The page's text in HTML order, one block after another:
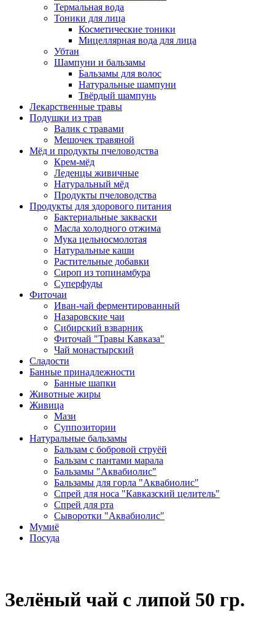
Термальная вода
Тоники для лица
Косметические тоники
Мицеллярная вода для лица
Убтан
Шампуни и бальзамы
Бальзамы для волос
Натуральные шампуни
Твёрдый шампунь
Лекарственные травы
Подушки из трав
Валик с травами
Мешочек травяной
Мёд и продукты пчеловодства
Крем-мёд
Леденцы живичные
Натуральный мёд
Продукты пчеловодства
Продукты для здорового питания
Бактериальные закваски
Масла холодного отжима
Мука цельносмолотая
Натуральные каши
Растительные добавки
Сироп из топинамбура
Суперфуды
Фиточаи
Иван-чай ферментированный
Назаровские чаи
Сибирский взварник
Фиточай "Травы Кавказа"
Чай монастырский
Сладости
Банные принадлежности
Банные шапки
Животные жиры
Живица
Мази
Суппозитории
Натуральные бальзамы
Бальзам с бобровой струёй
Бальзам с пантами марала
Бальзамы "Аквабиолис"
Бальзамы для горла "Аквабиолис"
Спрей для носа "Кавказский целитель"
Спрей для рта
Сыворотки "Аквабиолис"
Мумиё
Посуда
Зелёный чай с липой 50 гр.